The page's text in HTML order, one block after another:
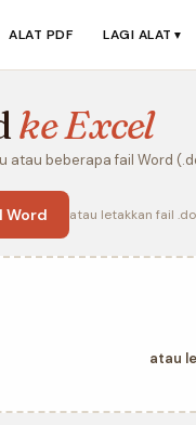
ALAT PDF LAGI ALAT ▼
ke Excel
atau beberapa fail Word
Word atau letakkan fail
atau